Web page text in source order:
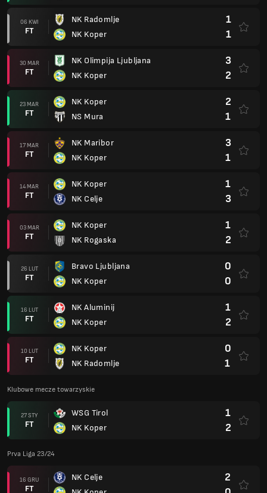
06 KWI
FT
NK Radomlje
NK Koper
1
1
30 MAR
FT
NK Olimpija Ljubljana
NK Koper
3
2
23 MAR
FT
NK Koper
NS Mura
2
1
17 MAR
FT
NK Maribor
NK Koper
3
1
14 MAR
FT
NK Koper
NK Celje
1
3
03 MAR
FT
NK Koper
NK Rogaska
1
2
26 LUT
FT
Bravo Ljubljana
NK Koper
0
0
16 LUT
FT
NK Aluminij
NK Koper
1
2
10 LUT
FT
NK Koper
NK Radomlje
0
1
Klubowe mecze towarzyskie
27 STY
FT
WSG Tirol
NK Koper
1
2
Prva Liga 23/24
16 GRU
FT
NK Celje
2